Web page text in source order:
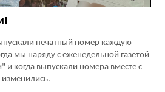
печатный номер каждую
мы наряду с еженедельной газетой
и когда выпускали номера вместе с